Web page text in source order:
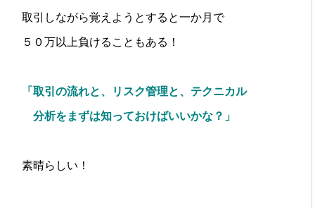
取引しながら覚えようとすると一か月で
５０万以上負けることもある！
「取引の流れと、リスク管理と、テクニカル
分析をまずは知っておけばいいかな？」
素晴らしい！